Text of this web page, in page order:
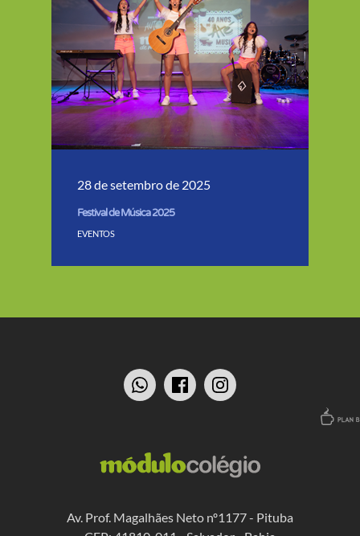
28 de setembro de 2025
Festival de Música 2025
EVENTOS
Av. Prof. Magalhães Neto nº1177 - Pituba